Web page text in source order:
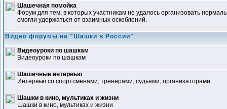
Шашечная помойка
Форум для тем, в которых участникам не удалось организовать
смогли удержаться от взаимных оскоблений.
Видео форумы на "Шашки в России"
Видеоуроки по шашкам
Видеоуроки по шашкам
Шашечные интервью
Интервью со спортсменами, тренерами, судьями, организаторами.
Шашки в кино, мультиках и жизни
Шашки в кино, мультиках и жизни